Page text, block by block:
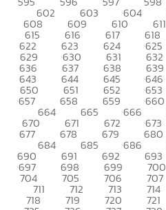
602 603 604
608 609 610 611
615 616 617 618
622 623 624 625
629 630 631 632
636 637 638 639
643 644 645 646
650 651 652 653
657 658 659 660
664 665 666
670 671 672 673
677 678 679 680
684 685 686
690 691 692 693
697 698 699 700
704 705 706 707
711 712 713 714
718 719 720 721